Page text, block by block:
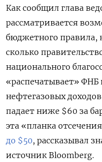
Как сообщил глава
рассматривается
бюджетного правила,
сколько
национального
«распечатывает»
нефтегазовых
падает ниже $60 за
эта «планка
до $50, рассказывал
источник Bloomberg.